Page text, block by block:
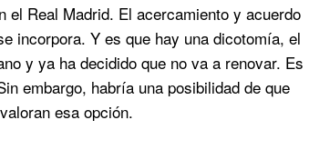
el Real Madrid. El acercamiento y acuerdo
incorpora. Y es que hay una dicotomía, el
y ya ha decidido que no va a renovar. Es
embargo, habría una posibilidad de que
esa opción.